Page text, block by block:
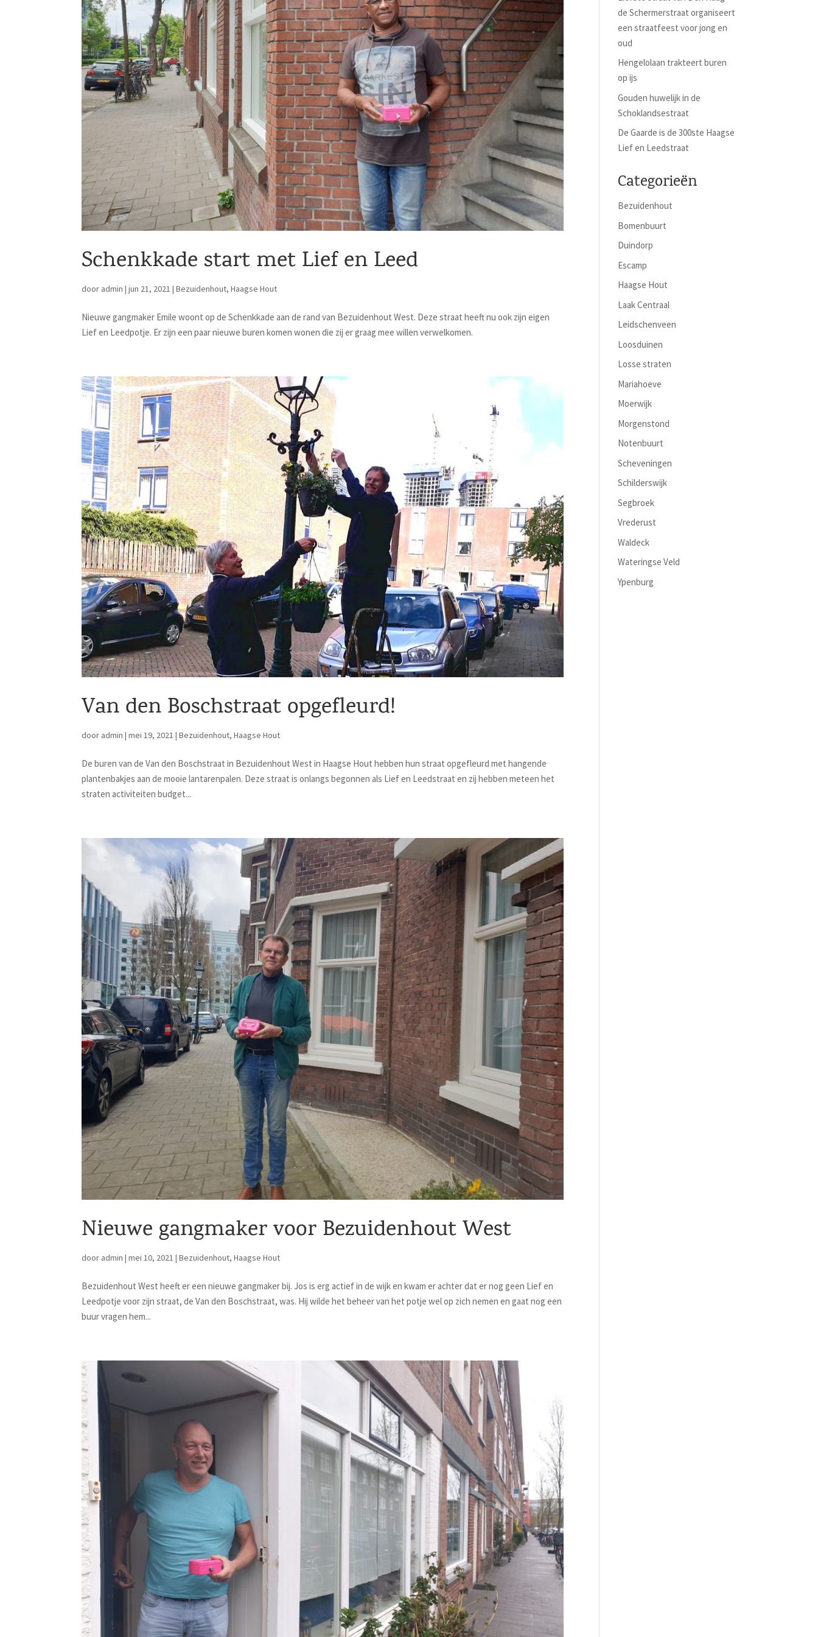
Schenkkade start met Lief en Leed
door admin |jun 21, 2021 |Bezuidenhout,Haagse Hout
Nieuwe gangmaker Emile woont op de Schenkkade aan de rand van Bezuidenhout West. Deze straat heeft nu ook zijn eigen
Lief en Leedpotje. Er zijn een paar nieuwe buren komen wonen die zij er graag mee willen verwelkomen.
Van den Boschstraat opgefleurd!
door admin |mei 19, 2021 |Bezuidenhout,Haagse Hout
De buren van de Van den Boschstraat in Bezuidenhout West in Haagse Hout hebben hun straat opgefleurd met hangende
plantenbakjes aan de mooie lantarenpalen. Deze straat is onlangs begonnen als Lief en Leedstraat en zij hebben meteen het
straten activiteiten budget...
Nieuwe gangmaker voor Bezuidenhout West
door admin |mei 10, 2021 |Bezuidenhout,Haagse Hout
Bezuidenhout West heeft er een nieuwe gangmaker bij. Jos is erg actief in de wijk en kwam er achter dat er nog geen Lief en
Leedpotje voor zijn straat, de Van den Boschstraat, was. Hij wilde het beheer van het potje wel op zich nemen en gaat nog een
buur vragen hem...
de Schermerstraat organiseert
een straatfeest voor jong en
oud
Hengelolaan trakteert buren
op ijs
Gouden huwelijk in de
Schoklandsestraat
De Gaarde is de 300ste Haagse
Lief en Leedstraat
Categorieën
Bezuidenhout
Bomenbuurt
Duindorp
Escamp
Haagse Hout
Laak Centraal
Leidschenveen
Loosduinen
Losse straten
Mariahoeve
Moerwijk
Morgenstond
Notenbuurt
Scheveningen
Schilderswijk
Segbroek
Vrederust
Waldeck
Wateringse Veld
Ypenburg